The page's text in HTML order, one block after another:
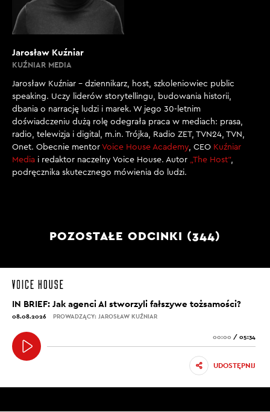
Jarosław Kuźniar
KUŹNIAR MEDIA
Jarosław Kuźniar – dziennikarz, host, szkoleniowiec public
speaking. Uczy liderów storytellingu, budowania historii,
dbania o narrację ludzi i marek. W jego 30-letnim
doświadczeniu dużą rolę odegrała praca w mediach: prasa,
radio, telewizja i digital, m.in. Trójka, Radio ZET, TVN24, TVN,
Onet. Obecnie mentor Voice House Academy , CEO Kuźniar
Media i redaktor naczelny Voice House. Autor „The Host”,
podręcznika skutecznego mówienia do ludzi.
POZOSTAŁE ODCINKI (344)
IN BRIEF: Jak agenci AI stworzyli fałszywe tożsamości?
08.08.2026 PROWADZĄCY: JAROSŁAW KUŹNIAR
00:00 / 05:34
UDOSTĘPNIJ